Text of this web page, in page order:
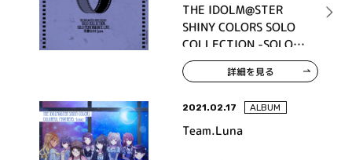
THE IDOLM@STER
SHINY COLORS SOLO
COLLECTION -SOLO
PERFORMANCE LIVE 我
儘なまま Luna-
詳細を見る
2021.02.17 ALBUM
Team.Luna